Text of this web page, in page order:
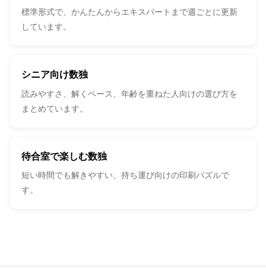
標準形式で、かんたんからエキスパートまで週ごとに更新
しています。
シニア向け数独
読みやすさ、解くペース、年齢を重ねた人向けの選び方を
まとめています。
待合室で楽しむ数独
短い時間でも解きやすい、持ち運び向けの印刷パズルで
す。